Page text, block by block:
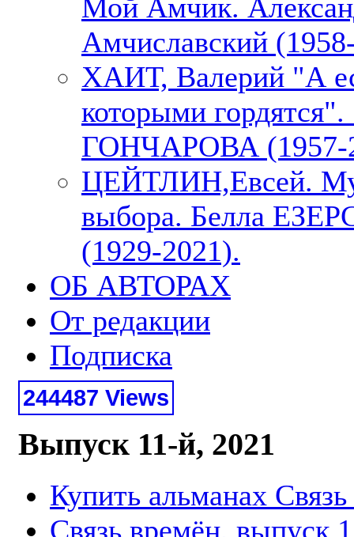
Мой Амчик.
Амчиславский
ХАИТ, Валерий "А
которыми
ГОНЧАРОВА (1957-
ЦЕЙТЛИН,Евсей.
выбора. Белла
(1929-2021).
ОБ АВТОРАХ
От редакции
Подписка
244487 Views
Выпуск 11-й, 2021
Купить альманах
Связь времён, выпуск